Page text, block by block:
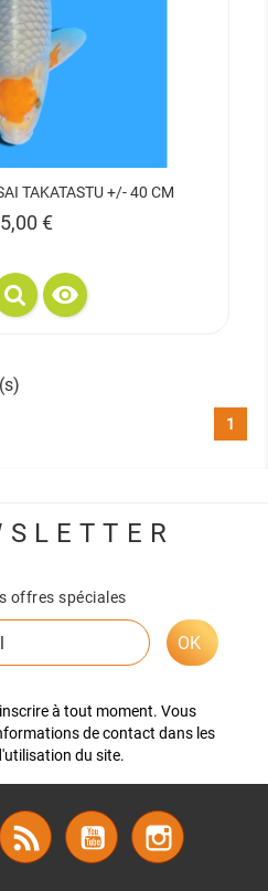
TAKATASTU +/- 40 CM
€

1
offres spéciales
à tout moment. Vous
de contact dans les
du site.
Rss YouTube